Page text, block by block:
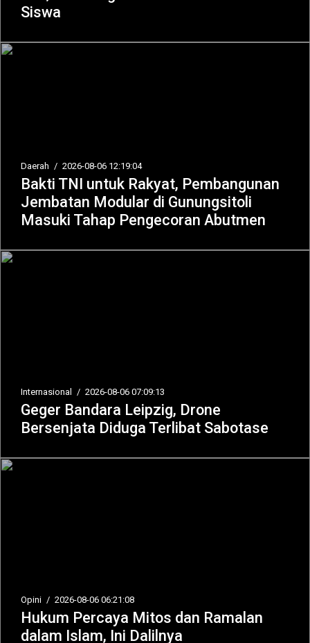
Siswa
Daerah / 2026-08-06 12:19:04
Bakti TNI untuk Rakyat, Pembangunan
Jembatan Modular di Gunungsitoli
Masuki Tahap Pengecoran Abutmen
Internasional / 2026-08-06 07:09:13
Geger Bandara Leipzig, Drone
Bersenjata Diduga Terlibat Sabotase
Opini / 2026-08-06 06:21:08
Hukum Percaya Mitos dan Ramalan
dalam Islam, Ini Dalilnya